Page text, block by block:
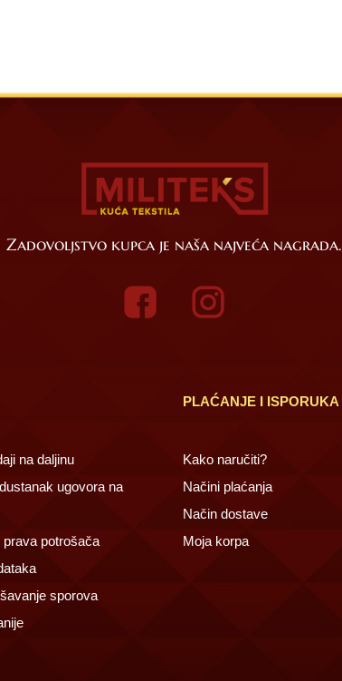
Zadovoljstvo kupca je naša najveća nagrada.
na daljinu
ugovora na
potrošača
sporova
PLAĆANJE I ISPORUKA
Kako naručiti?
Načini plaćanja
Način dostave
Moja korpa